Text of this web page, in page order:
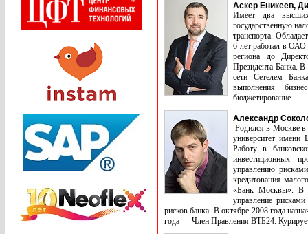
Аскер Еникеев,
Имеет два высших
государственную
транспорта.
6 лет работал в
региона до
Президента Банка. В
сети Сетелем
выполнения
бюджетирование.
Александр
Родился в Москве в
университет имени
Работу в
инвестиционных
управлению
кредитования
«Банк Москвы». В
управление
рисков банка. В октябре 2008 года
года — Член Правления ВТБ24.